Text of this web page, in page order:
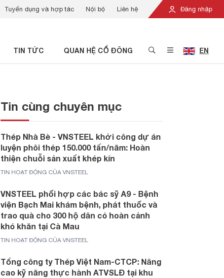
Đăng nhập
Tuyển dụng và hợp tác Nội bộ Liên hệ
TIN TỨC QUAN HỆ CỔ ĐÔNG EN
Tin cùng chuyên mục
Thép Nhà Bè - VNSTEEL khởi công dự án
luyện phôi thép 150.000 tấn/năm: Hoàn
thiện chuỗi sản xuất khép kín
TIN HOẠT ĐỘNG CỦA VNSTEEL
VNSTEEL phối hợp các bác sỹ A9 - Bệnh
viện Bạch Mai khám bệnh, phát thuốc và
trao quà cho 300 hộ dân có hoàn cảnh
khó khăn tại Cà Mau
TIN HOẠT ĐỘNG CỦA VNSTEEL
Tổng công ty Thép Việt Nam-CTCP: Nâng
cao kỹ năng thực hành ATVSLĐ tại khu